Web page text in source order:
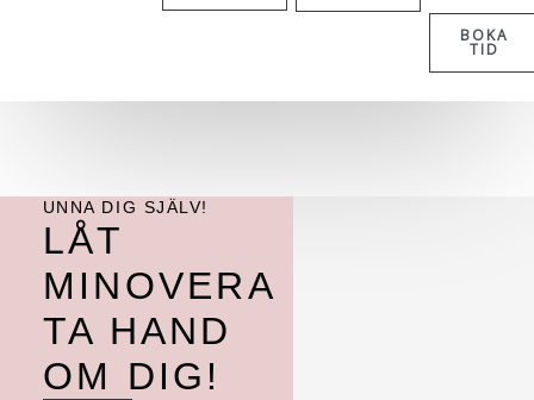
BOKA
TID
UNNA DIG SJÄLV!
LÅT
MINOVERA
TA HAND
OM DIG!